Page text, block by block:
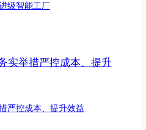
级智能工厂
严控成本、提升效益